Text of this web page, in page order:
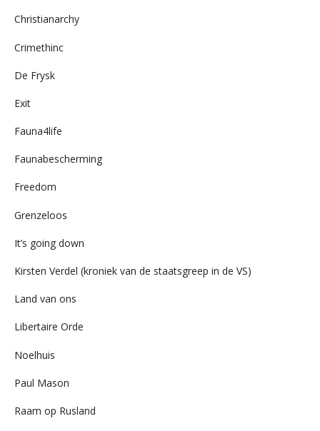
Christianarchy
Crimethinc
De Frysk
Exit
Fauna4life
Faunabescherming
Freedom
Grenzeloos
It’s going down
Kirsten Verdel (kroniek van de staatsgreep in de VS)
Land van ons
Libertaire Orde
Noelhuis
Paul Mason
Raam op Rusland